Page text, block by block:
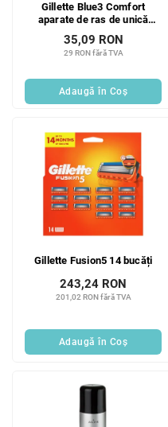
Gillette Blue3 Comfort
aparate de ras de unică
folosință 6+2 bucăți
29 RON fără TVA
35,09 RON
Adaugă în Coş
Gillette Fusion5 14 bucăți
201,02 RON fără TVA
243,24 RON
Adaugă în Coş